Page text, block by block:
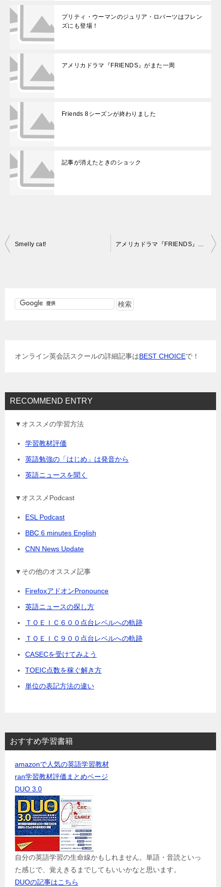
プリティ・ウーマンのジュリア・ロバーツはフレン
ズにも登場！
アメリカドラマ『FRIENDS』がまた一周
Friends 8シーズンが終わりました
記事が消えたときのショック
投
Smelly cat!
オンライン英会話スクールの詳細記事はBEST CHOICEで！
RECOMMEND ENTRY
▼オススメの学習方法
学習教材評価
英語勉強の「はじめ」は発音から
英語ニュースを聞く
▼オススメPodcast
ESL Podcast
BBC 6 minutes English
CNN News Update
▼その他のオススメ記事
FirefoxアドオンPronounce
英語ニュースの探し方
ＴＯＥＩＣ６００点台レベルへの軌跡
ＴＯＥＩＣ９００点台レベルへの軌跡
CASECを受けてみよう
TOEIC点数を稼ぐ解き方
単位の表記方法の違い
おすすめ学習書籍
amazonで人気の英語学習教材
ran学習教材評価まとめページ
DUO 3.0
自分の英語学習の生命線かもしれません。単語・音読といっ
た感じで、覚えきるまでしてもいいかなと思います。
DUOの記事はこちら